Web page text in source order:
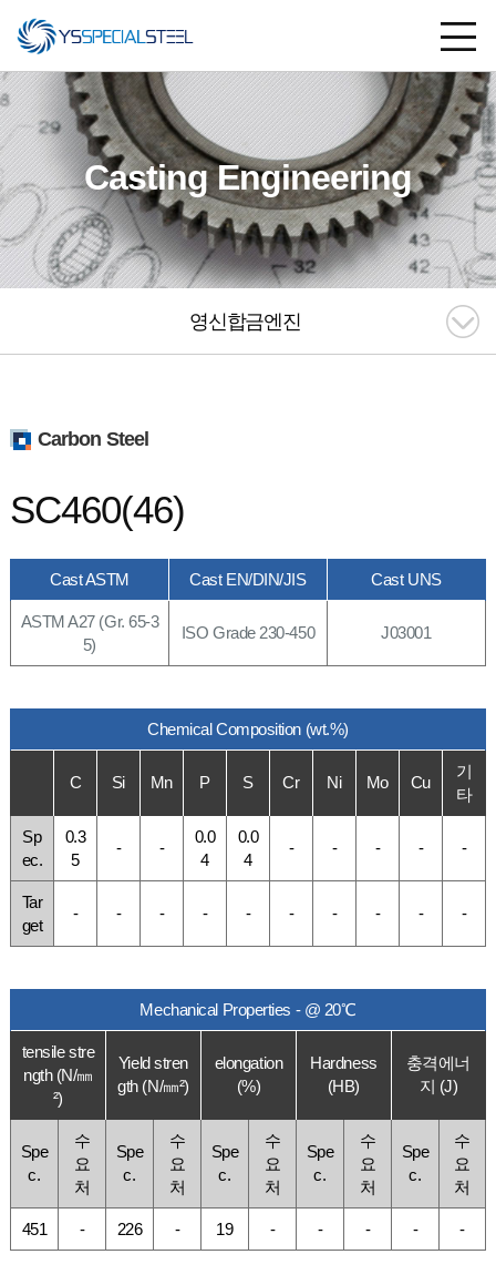
Casting Engineering
영신합금엔진
Carbon Steel
SC460(46)
Cast ASTM Cast EN/DIN/JIS Cast UNS
ASTM A27 (Gr. 65-3
5)
ISO Grade 230-450 J03001
Chemical Composition (wt.%)
C Si Mn P S Cr Ni Mo Cu
기
타
Sp
ec.
0.3
5
- -
0.0
4
0.0
4
- - - - -
Tar
get
- - - - - - - - - -
Mechanical Properties - @ 20℃
tensile stre
ngth (N/㎜
²)
Yield stren
gth (N/㎜²)
elongation
(%)
Hardness
(HB)
충격에너
지 (J)
Spe
c.
수
요
처
Spe
c.
수
요
처
Spe
c.
수
요
처
Spe
c.
수
요
처
Spe
c.
수
요
처
451 - 226 - 19 - - - - -